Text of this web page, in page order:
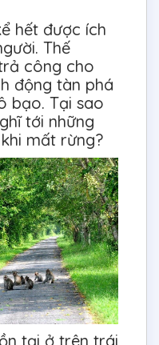
hết được ích
Thế
công cho
động tàn phá
bạo. Tại sao
tới những
mất rừng?
tại ở trên trái